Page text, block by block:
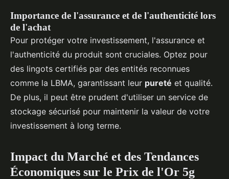
Importance de l'assurance et de l'authenticité lors
de l'achat
Pour protéger votre investissement, l'assurance et
l'authenticité du produit sont cruciales. Optez pour
des lingots certifiés par des entités reconnues
comme la LBMA, garantissant leur pureté et qualité.
De plus, il peut être prudent d'utiliser un service de
stockage sécurisé pour maintenir la valeur de votre
investissement à long terme.
Impact du Marché et des Tendances
Économiques sur le Prix de l'Or 5g